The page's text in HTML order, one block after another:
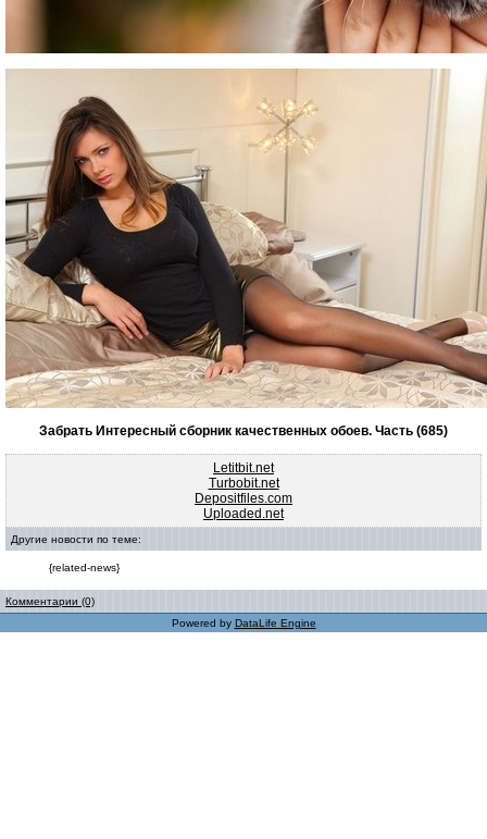
Забрать Интересный сборник качественных обоев. Часть (685)
Letitbit.net
Turbobit.net
Depositfiles.com
Uploaded.net
Другие новости по теме:
{related-news}
Комментарии (0)
Powered by DataLife Engine